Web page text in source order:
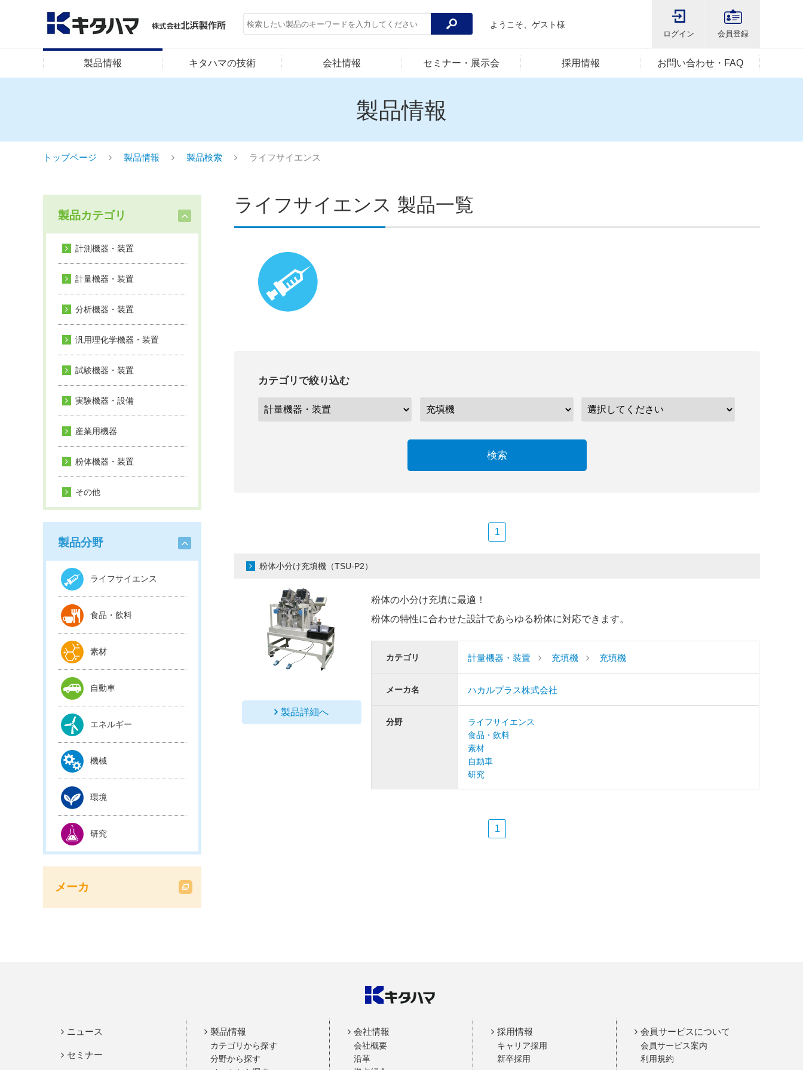
ようこそ、ゲスト様
ログイン 会員登録
製品情報 キタハマの技術 会社情報 セミナー・展示会 採用情報 お問い合わせ・FAQ
製品情報
トップページ 製品情報 製品検索 ライフサイエンス
製品カテゴリ
計測機器・装置
計量機器・装置
分析機器・装置
汎用理化学機器・装置
試験機器・装置
実験機器・設備
産業用機器
粉体機器・装置
その他
製品分野
ライフサイエンス
食品・飲料
素材
自動車
エネルギー
機械
環境
研究
メーカ
ライフサイエンス 製品一覧
カテゴリで絞り込む
検索
1
粉体小分け充填機（TSU-P2）
製品詳細へ
粉体の小分け充填に最適！
粉体の特性に合わせた設計であらゆる粉体に対応できます。
カテゴリ 計量機器・装置 充填機 充填機
メーカ名 ハカルプラス株式会社
分野
ライフサイエンス
食品・飲料
素材
自動車
研究
1
ニュース
セミナー
製品情報
カテゴリから探す
分野から探す
会社情報
会社概要
沿革
採用情報
キャリア採用
新卒採用
会員サービスについて
会員サービス案内
利用規約